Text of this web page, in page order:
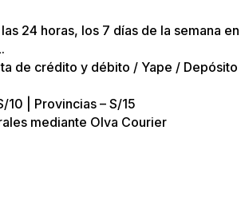
24 horas, los 7 días de la semana en
de crédito y débito / Yape / Depósito
10 | Provincias – S/15
mediante Olva Courier